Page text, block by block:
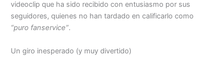
videoclip que ha sido recibido con entusiasmo por sus
seguidores, quienes no han tardado en calificarlo como
“puro fanservice”.
Un giro inesperado (y muy divertido)